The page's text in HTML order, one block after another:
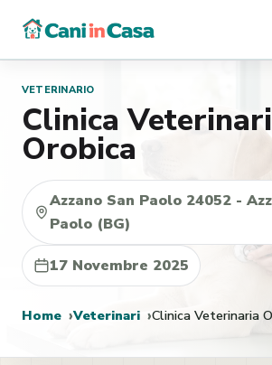
contenuto
VETERINARIO
Clinica
Orobica
Azzano San Paolo 24052 -
Paolo (BG)
17 Novembre 2025
Home Veterinari Clinica Veterinaria